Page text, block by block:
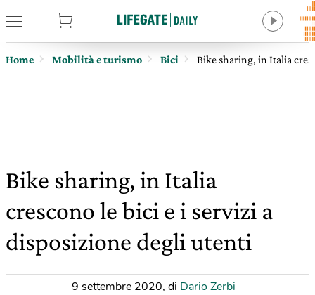
Home Mobilità e turismo Bici Bike sharing, in Italia
Bike sharing, in Italia
crescono le bici e i servizi a
disposizione degli utenti
9 settembre 2020, di Dario Zerbi